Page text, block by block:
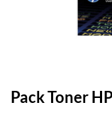
Pack Toner